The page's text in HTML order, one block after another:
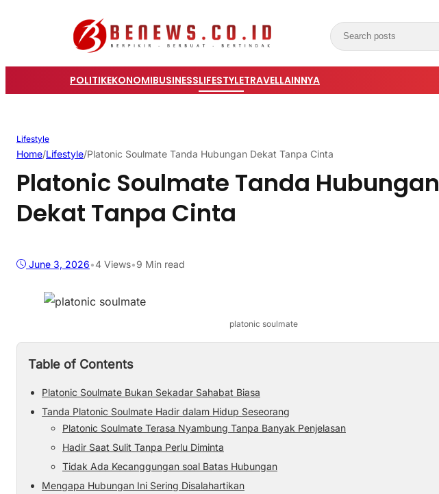
POLITIKEKONOMIBUSINESSLIFESTYLETRAVELLAINNYA
Lifestyle
Home/Lifestyle/Platonic Soulmate Tanda Hubungan Dekat Tanpa Cinta
Platonic Soulmate Tanda Hubungan
Dekat Tanpa Cinta
June 3, 2026•4 Views•9 Min read
platonic soulmate
Table of Contents
Platonic Soulmate Bukan Sekadar Sahabat Biasa
Tanda Platonic Soulmate Hadir dalam Hidup Seseorang
Platonic Soulmate Terasa Nyambung Tanpa Banyak Penjelasan
Hadir Saat Sulit Tanpa Perlu Diminta
Tidak Ada Kecanggungan soal Batas Hubungan
Mengapa Hubungan Ini Sering Disalahartikan